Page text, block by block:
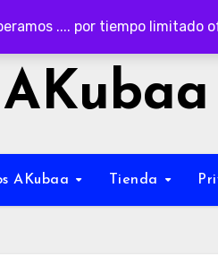
.... por tiempo limitado
AKubaa
AKubaa Tienda